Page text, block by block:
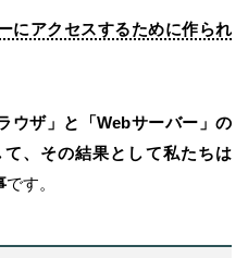
にアクセスするために作られ
ラウザ」と「Webサーバー」の
、その結果として私たちは
です。